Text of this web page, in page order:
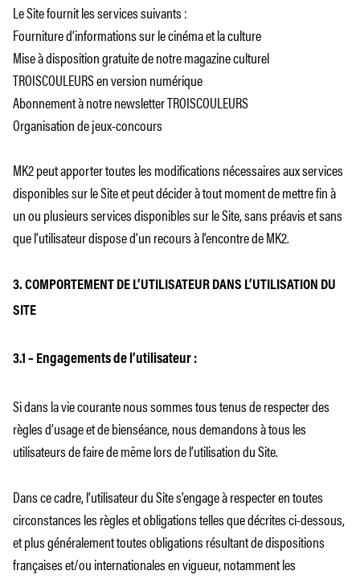
Le Site fournit les services suivants :
Fourniture d’informations sur le cinéma et la culture
Mise à disposition gratuite de notre magazine culturel
TROISCOULEURS en version numérique
Abonnement à notre newsletter TROISCOULEURS
Organisation de jeux-concours
MK2 peut apporter toutes les modifications nécessaires aux services
disponibles sur le Site et peut décider à tout moment de mettre fin à
un ou plusieurs services disponibles sur le Site, sans préavis et sans
que l’utilisateur dispose d’un recours à l’encontre de MK2.
3. COMPORTEMENT DE L’UTILISATEUR DANS L’UTILISATION DU
SITE
3.1 – Engagements de l’utilisateur :
Si dans la vie courante nous sommes tous tenus de respecter des
règles d’usage et de bienséance, nous demandons à tous les
utilisateurs de faire de même lors de l’utilisation du Site.
Dans ce cadre, l’utilisateur du Site s’engage à respecter en toutes
circonstances les règles et obligations telles que décrites ci-dessous,
et plus généralement toutes obligations résultant de dispositions
françaises et/ou internationales en vigueur, notamment les